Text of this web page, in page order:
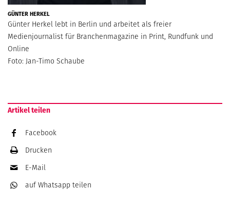
GÜNTER HERKEL
Günter Herkel lebt in Berlin und arbeitet als freier
Medienjournalist für Branchenmagazine in Print, Rundfunk und
Online
Foto: Jan-Timo Schaube
Artikel teilen
Facebook
Drucken
E-Mail
auf Whatsapp teilen